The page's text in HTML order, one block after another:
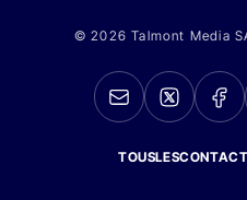
© 2026 Talmont Media